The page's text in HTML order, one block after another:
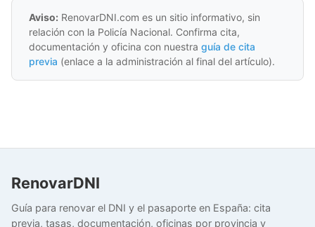
Aviso: RenovarDNI.com es un sitio informativo, sin
relación con la Policía Nacional. Confirma cita,
documentación y oficina con nuestra guía de cita
previa (enlace a la administración al final del artículo).
RenovarDNI
Guía para renovar el DNI y el pasaporte en España: cita
previa, tasas, documentación, oficinas por provincia y